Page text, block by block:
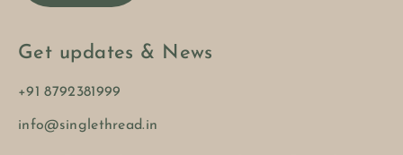
Get updates & News
+91 8792381999
info@singlethread.in